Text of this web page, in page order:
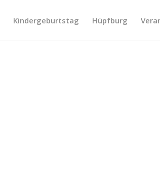
Kindergeburtstag Hüpfburg